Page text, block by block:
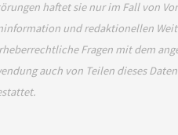
haftet sie nur im Fall von
und redaktionellen
Fragen mit dem
auch von Teilen dieses